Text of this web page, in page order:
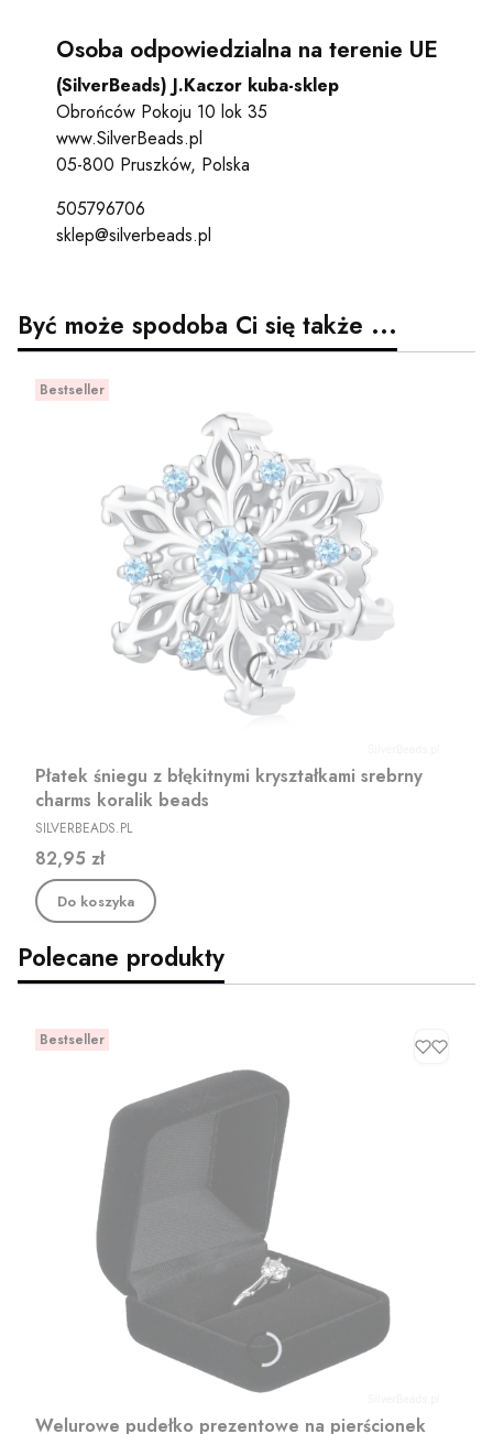
Osoba odpowiedzialna na terenie UE
(SilverBeads) J.Kaczor kuba-sklep
Obrońców Pokoju 10 lok 35
www.SilverBeads.pl
05-800 Pruszków, Polska
505796706
sklep@silverbeads.pl
Być może spodoba Ci się także ...
Bestseller
Płatek śniegu z błękitnymi kryształkami srebrny
charms koralik beads
PRODUCENT
SILVERBEADS.PL
Cena
82,95 zł
Do koszyka
Polecane produkty
Bestseller
Welurowe pudełko prezentowe na pierścionek